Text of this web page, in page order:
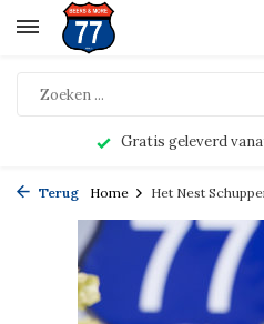
Gratis geleverd
Terug Home Het Nest